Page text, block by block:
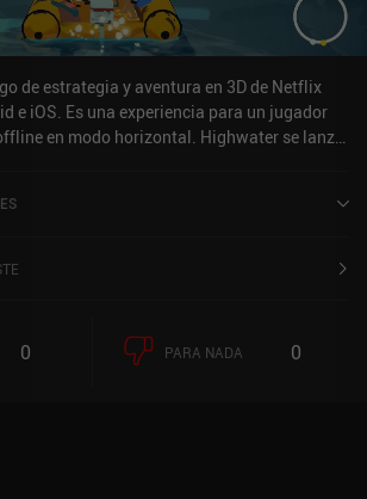
muchas horas de juego muy variado que
del género.
de estrategia y aventura en 3D de Netflix
e iOS. Es una experiencia para un jugador
en modo horizontal. Highwater se lanzó
0 PARA NADA 0